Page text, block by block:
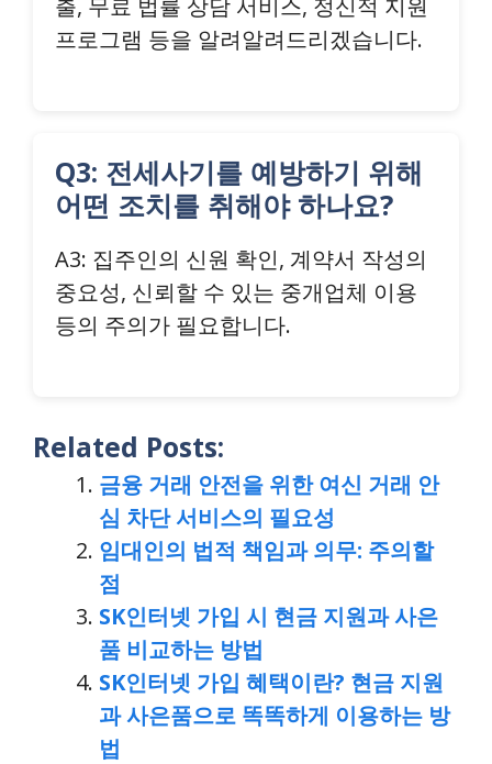
출, 무료 법률 상담 서비스, 정신적 지원
프로그램 등을 알려알려드리겠습니다.
Q3: 전세사기를 예방하기 위해
어떤 조치를 취해야 하나요?
A3: 집주인의 신원 확인, 계약서 작성의
중요성, 신뢰할 수 있는 중개업체 이용
등의 주의가 필요합니다.
Related Posts:
금융 거래 안전을 위한 여신 거래 안
심 차단 서비스의 필요성
임대인의 법적 책임과 의무: 주의할
점
SK인터넷 가입 시 현금 지원과 사은
품 비교하는 방법
SK인터넷 가입 혜택이란? 현금 지원
과 사은품으로 똑똑하게 이용하는 방
법